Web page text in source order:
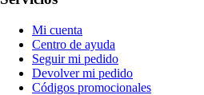
Mi cuenta
Centro de ayuda
Seguir mi pedido
Devolver mi pedido
Códigos promocionales